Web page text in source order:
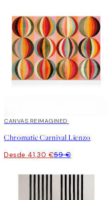
30%*
CANVAS REIMAGINED
Chromatic Carnival Lienzo
Desde 41,30 €59 €